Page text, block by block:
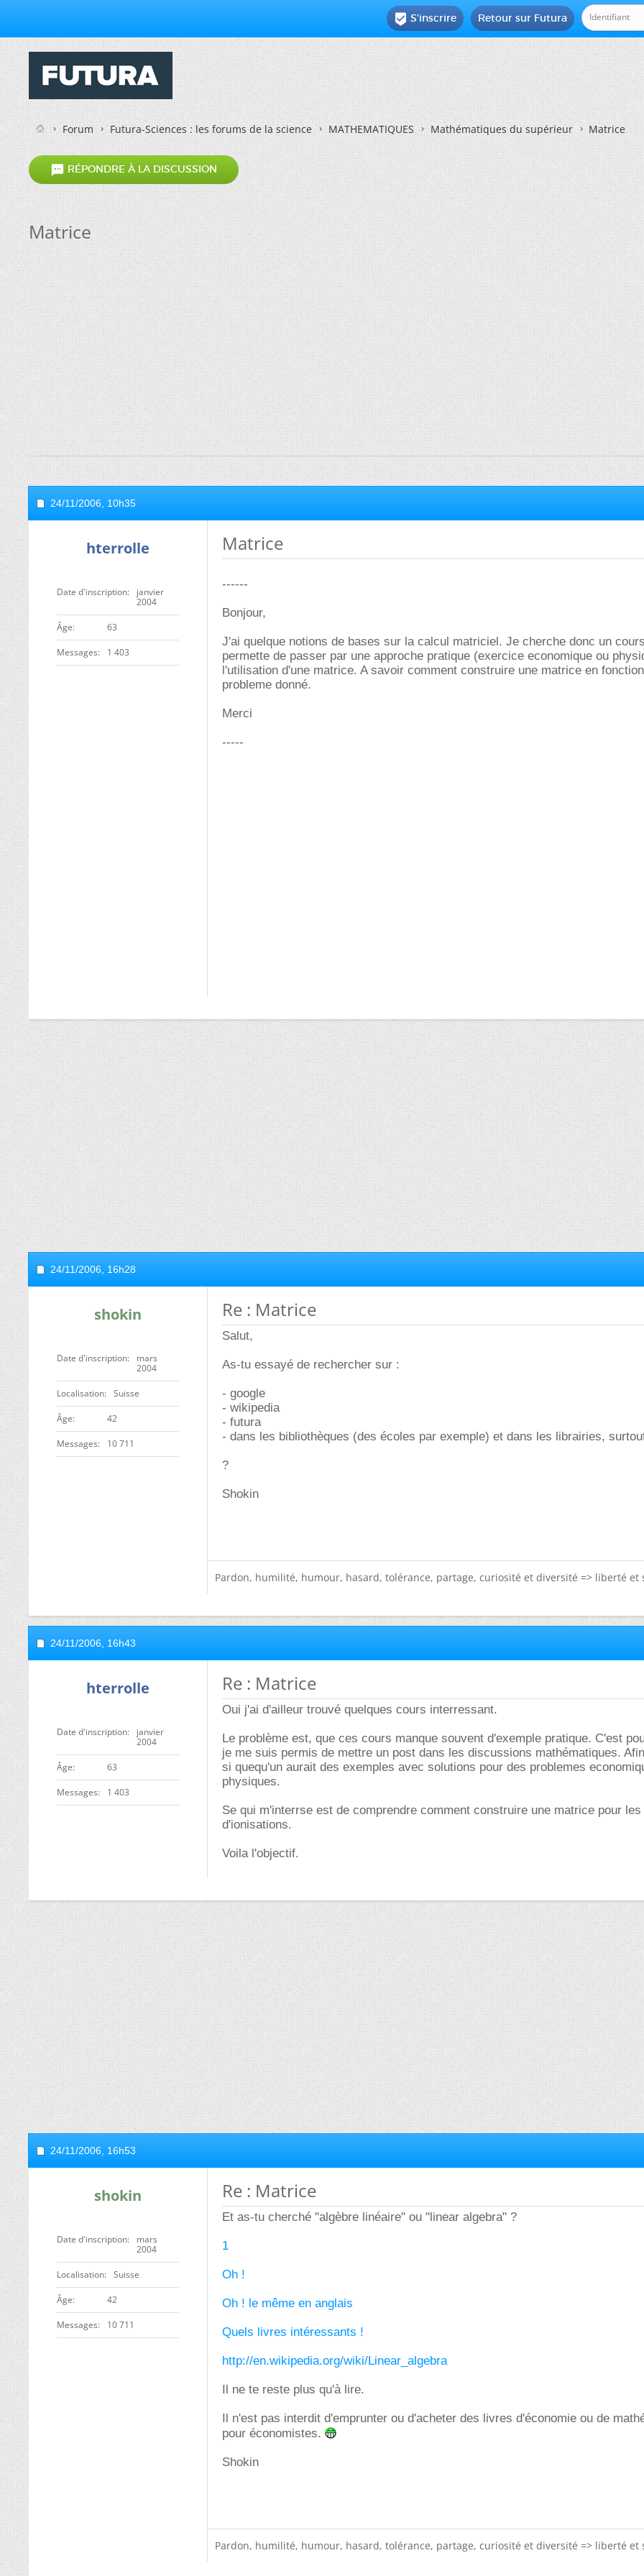
Retour sur Futura
 S'inscrire
Forum Futura-Sciences : les forums de la science MATHEMATIQUES Mathématiques du supérieur Matrice
 RÉPONDRE À LA DISCUSSION
Matrice
24/11/2006, 10h35
hterrolle
Date d'inscription
janvier
2004
ge 63
Messages 1 403
Matrice
------
Bonjour,
J'ai quelque notions de bases sur la calcul matriciel. Je cherche donc un
permette de passer par une approche pratique (exercice economique ou
l'utilisation d'une matrice. A savoir comment construire une matrice en
probleme donné.
Merci
-----
24/11/2006, 16h28
shokin
Date d'inscription
mars
2004
Localisation Suisse
ge 42
Messages 10 711
Re : Matrice
Salut,
As-tu essayé de rechercher sur :
- google
- wikipedia
- futura
- dans les bibliothèques (des écoles par exemple) et dans les librairies,
?
Shokin
Pardon, humilité, humour, hasard, tolérance, partage, curiosité et diversité => liberté et
24/11/2006, 16h43
hterrolle
Date d'inscription
janvier
2004
ge 63
Messages 1 403
Re : Matrice
Oui j'ai d'ailleur trouvé quelques cours interressant.
Le problème est, que ces cours manque souvent d'exemple pratique. C'est
je me suis permis de mettre un post dans les discussions mathématiques.
si quequ'un aurait des exemples avec solutions pour des problemes
physiques.
Se qui m'interrse est de comprendre comment construire une matrice pour
d'ionisations.
Voila l'objectif.
24/11/2006, 16h53
shokin
Date d'inscription
mars
2004
Localisation Suisse
ge 42
Messages 10 711
Re : Matrice
Et as-tu cherché "algèbre linéaire" ou "linear algebra" ?
1
Oh !
Oh ! le même en anglais
Quels livres intéressants !
http://en.wikipedia.org/wiki/Linear_algebra
Il ne te reste plus qu'à lire.
Il n'est pas interdit d'emprunter ou d'acheter des livres d'économie ou de
pour économistes.
Shokin
Pardon, humilité, humour, hasard, tolérance, partage, curiosité et diversité => liberté et